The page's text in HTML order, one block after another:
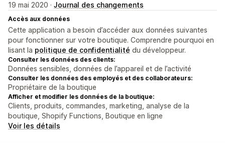
19 mai 2020 · Journal des changements
Accès aux données
Cette application a besoin d’accéder aux données suivantes
pour fonctionner sur votre boutique. Comprendre pourquoi en
lisant la politique de confidentialité du développeur.
Consulter les données des clients:
Données sensibles, données de l’appareil et de l’activité
Consulter les données des employés et des collaborateurs:
Propriétaire de la boutique
Afficher et modifier les données de la boutique:
Clients, produits, commandes, marketing, analyse de la
boutique, Shopify Functions, Boutique en ligne
Voir les détails